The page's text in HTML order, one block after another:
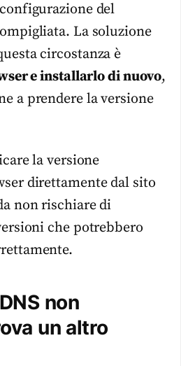
del
La soluzione
circostanza è
e installarlo di nuovo,
a prendere la versione
la versione
direttamente dal sito
non rischiare di
che potrebbero
non
un altro